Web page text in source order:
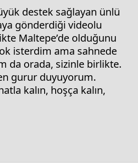
destek sağlayan ünlü
gönderdiği videolu
Maltepe’de olduğunu
isterdim ama sahnede
da orada, sizinle birlikte.
gurur duyuyorum.
kalın, hoşça kalın,